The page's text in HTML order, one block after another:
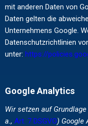
mit anderen Daten von
Daten gelten die
Unternehmens Google.
Datenschutzrichtlinien
unter: https://
Google Analytics
Wir setzen auf
a., Art. 7 DSGVO) Google